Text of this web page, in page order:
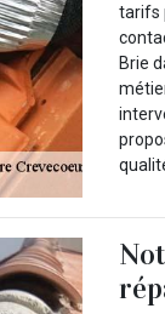
tarifs
Brie